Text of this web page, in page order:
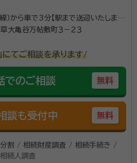
）から車で3分【駅まで送迎いたしま
大亀谷万帖敷町３－２３
にてご相談を承ります/
でのご相談 無料
談も受付中 無料
割 / 相続財産調査 / 相続手続き /
続人調査